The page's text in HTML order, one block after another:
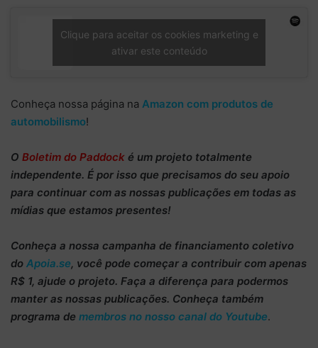
Clique para aceitar os cookies marketing e
ativar este conteúdo
Conheça nossa página na Amazon com produtos de
automobilismo!
O Boletim do Paddock é um projeto totalmente
independente. É por isso que precisamos do seu apoio
para continuar com as nossas publicações em todas as
mídias que estamos presentes!
Conheça a nossa campanha de financiamento coletivo
do Apoia.se, você pode começar a contribuir com apenas
R$ 1, ajude o projeto. Faça a diferença para podermos
manter as nossas publicações. Conheça também
programa de membros no nosso canal do Youtube.